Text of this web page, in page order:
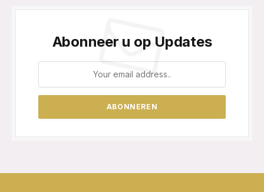
Abonneer u op Updates